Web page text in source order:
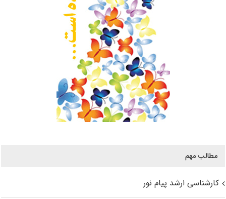
مطالب مهم
کارشناسی ارشد پیام نور